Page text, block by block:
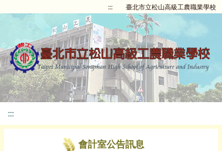
::: 臺北市立松山高級工農職業學校
:::
會計室公告訊息